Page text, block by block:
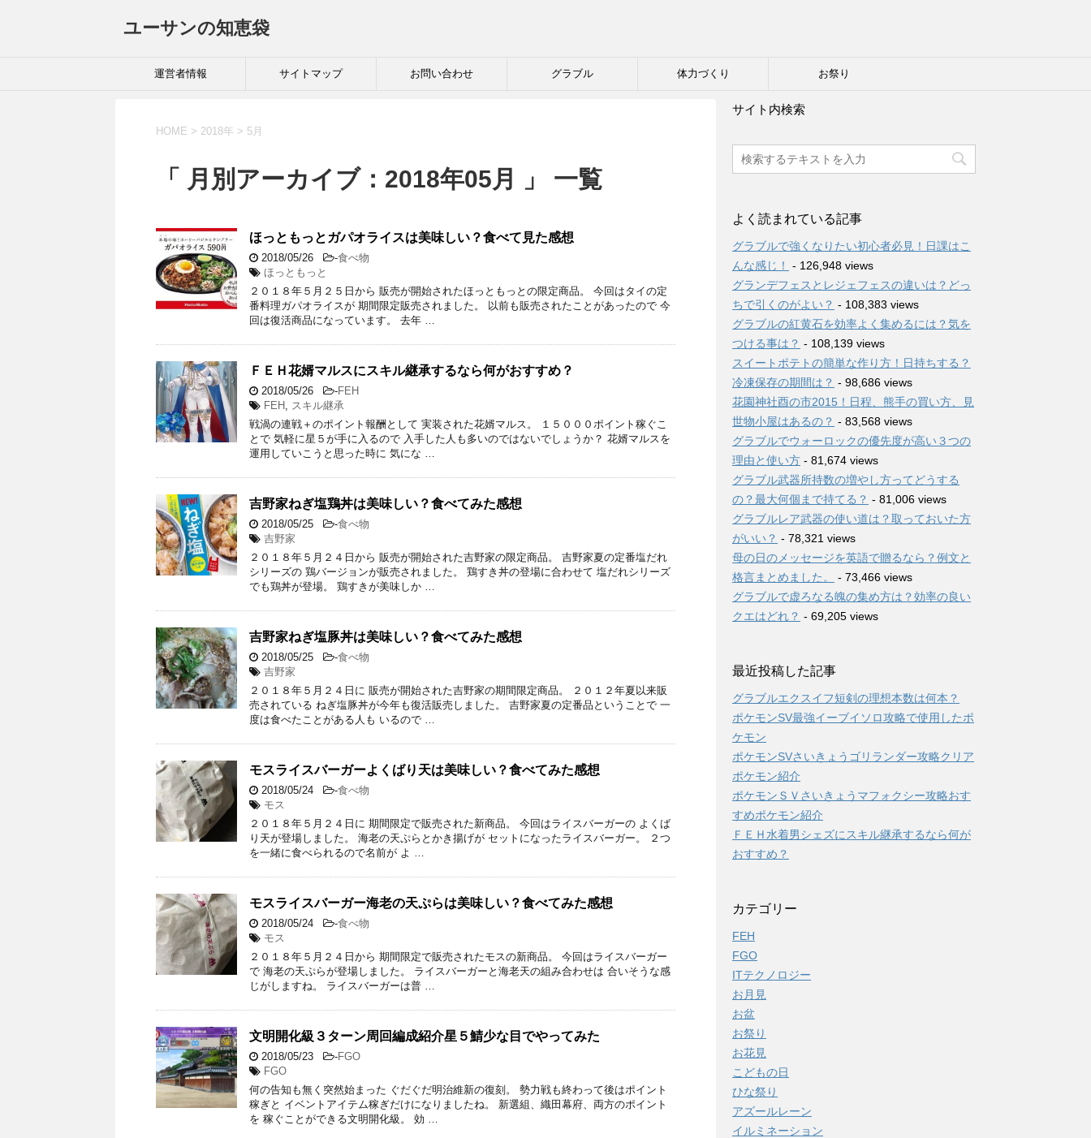
ユーサンの知恵袋
運営者情報 サイトマップ お問い合わせ グラブル 体力づくり お祭り
HOME > 2018年 > 5月
「 月別アーカイブ：2018年05月 」 一覧
ほっともっとガパオライスは美味しい？食べて見た感想
2018/05/26 -食べ物
ほっともっと
２０１８年５月２５日から 販売が開始されたほっともっとの限定商品。 今回はタイの定
番料理ガパオライスが 期間限定販売されました。 以前も販売されたことがあったので 今
回は復活商品になっています。 去年 …
ＦＥＨ花婿マルスにスキル継承するなら何がおすすめ？
2018/05/26 -FEH
FEH , スキル継承
戦渦の連戦＋のポイント報酬として 実装された花婿マルス。 １５０００ポイント稼ぐこ
とで 気軽に星５が手に入るので 入手した人も多いのではないでしょうか？ 花婿マルスを
運用していこうと思った時に 気にな …
吉野家ねぎ塩鶏丼は美味しい？食べてみた感想
2018/05/25 -食べ物
吉野家
２０１８年５月２４日から 販売が開始された吉野家の限定商品。 吉野家夏の定番塩だれ
シリーズの 鶏バージョンが販売されました。 鶏すき丼の登場に合わせて 塩だれシリーズ
でも鶏丼が登場。 鶏すきが美味しか …
吉野家ねぎ塩豚丼は美味しい？食べてみた感想
2018/05/25 -食べ物
吉野家
２０１８年５月２４日に 販売が開始された吉野家の期間限定商品。 ２０１２年夏以来販
売されている ねぎ塩豚丼が今年も復活販売しました。 吉野家夏の定番品ということで 一
度は食べたことがある人も いるので …
モスライスバーガーよくばり天は美味しい？食べてみた感想
2018/05/24 -食べ物
モス
２０１８年５月２４日に 期間限定で販売された新商品。 今回はライスバーガーの よくば
り天が登場しました。 海老の天ぷらとかき揚げが セットになったライスバーガー。 ２つ
を一緒に食べられるので名前が よ …
モスライスバーガー海老の天ぷらは美味しい？食べてみた感想
2018/05/24 -食べ物
モス
２０１８年５月２４日から 期間限定で販売されたモスの新商品。 今回はライスバーガー
で 海老の天ぷらが登場しました。 ライスバーガーと海老天の組み合わせは 合いそうな感
じがしますね。 ライスバーガーは普 …
文明開化級３ターン周回編成紹介星５鯖少な目でやってみた
2018/05/23 -FGO
FGO
何の告知も無く突然始まった ぐだぐだ明治維新の復刻。 勢力戦も終わって後はポイント
稼ぎと イベントアイテム稼ぎだけになりましたね。 新選組、織田幕府、両方のポイント
を 稼ぐことができる文明開化級。 効 …
サイト内検索
よく読まれている記事
グラブルで強くなりたい初心者必見！日課はこ
んな感じ！
- 126,948 views
グランデフェスとレジェフェスの違いは？どっ
ちで引くのがよい？ - 108,383 views
グラブルの紅黄石を効率よく集めるには？気を
つける事は？ - 108,139 views
スイートポテトの簡単な作り方！日持ちする？
冷凍保存の期間は？ - 98,686 views
花園神社酉の市2015！日程、熊手の買い方、見
世物小屋はあるの？ - 83,568 views
グラブルでウォーロックの優先度が高い３つの
理由と使い方 - 81,674 views
グラブル武器所持数の増やし方ってどうする
の？最大何個まで持てる？ - 81,006 views
グラブルレア武器の使い道は？取っておいた方
がいい？ - 78,321 views
母の日のメッセージを英語で贈るなら？例文と
格言まとめました。
- 73,466 views
グラブルで虚ろなる魄の集め方は？効率の良い
クエはどれ？ - 69,205 views
最近投稿した記事
グラブルエクスイフ短剣の理想本数は何本？
ポケモンSV最強イーブイソロ攻略で使用したポ
ケモン
ポケモンSVさいきょうゴリランダー攻略クリア
ポケモン紹介
ポケモンＳＶさいきょうマフォクシー攻略おす
すめポケモン紹介
ＦＥＨ水着男シェズにスキル継承するなら何が
おすすめ？
カテゴリー
FEH
FGO
ITテクノロジー
お月見
お盆
お祭り
お花見
こどもの日
ひな祭り
アズールレーン
イルミネーション